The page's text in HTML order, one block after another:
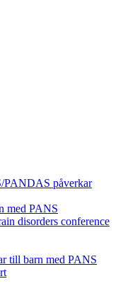
PANDAS påverkar
med PANS
disorders conference
till barn med PANS